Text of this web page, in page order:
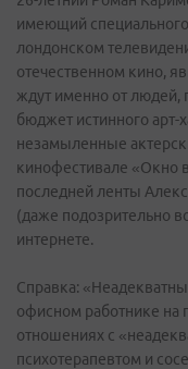
имеющий
лондонском
отечественном кино,
ждут именно от
бюджет истинного арт-
незамыленные
кинофестивале «Окно
последней ленты
(даже подозрительно
интернете.
Справка:
офисном работнике на
отношениях с
психотерапевтом и